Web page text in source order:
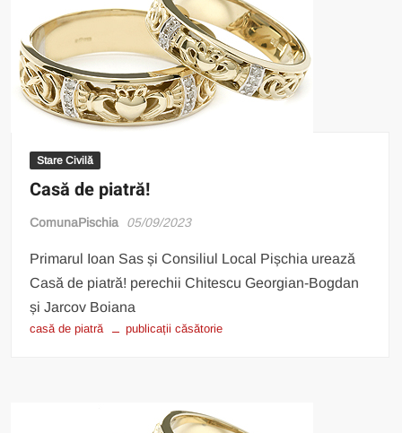
Stare Civilă
Casă de piatră!
ComunaPischia 05/09/2023
Primarul Ioan Sas și Consiliul Local Pișchia urează
Casă de piatră! perechii Chitescu Georgian-Bogdan
și Jarcov Boiana
casă de piatră publicații căsătorie